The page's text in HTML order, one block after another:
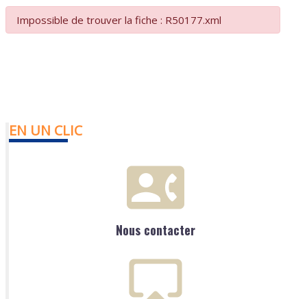
Impossible de trouver la fiche : R50177.xml
EN UN CLIC
Nous contacter